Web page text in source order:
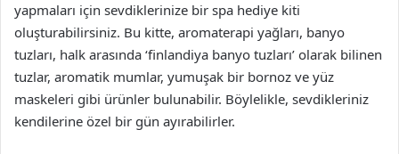
yapmaları için sevdiklerinize bir spa hediye kiti
oluşturabilirsiniz. Bu kitte, aromaterapi yağları, banyo
tuzları, halk arasında ‘finlandiya banyo tuzları’ olarak bilinen
tuzlar, aromatik mumlar, yumuşak bir bornoz ve yüz
maskeleri gibi ürünler bulunabilir. Böylelikle, sevdikleriniz
kendilerine özel bir gün ayırabilirler.